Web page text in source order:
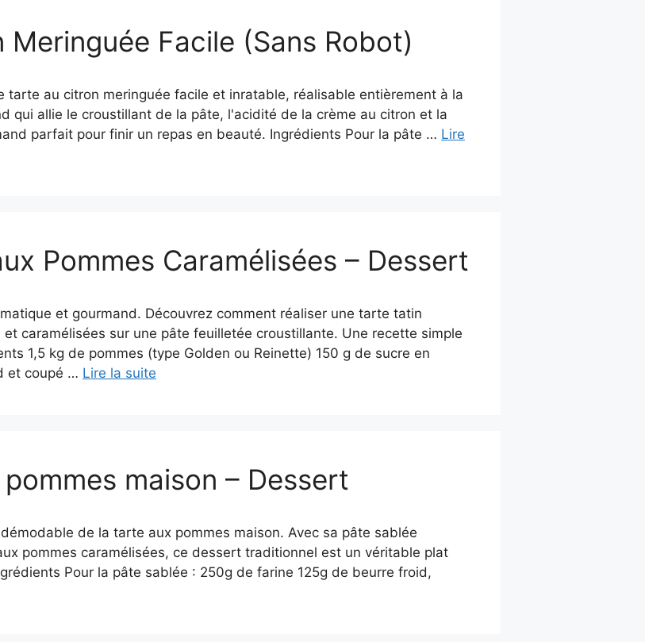
Meringuée Facile (Sans Robot)
tarte au citron meringuée facile et inratable, réalisable entièrement à la
qui allie le croustillant de la pâte, l'acidité de la crème au citron et la
parfait pour finir un repas en beauté. Ingrédients Pour la pâte … Lire
Pommes Caramélisées – Dessert
et gourmand. Découvrez comment réaliser une tarte tatin
caramélisées sur une pâte feuilletée croustillante. Une recette simple
1,5 kg de pommes (type Golden ou Reinette) 150 g de sucre en
et coupé … Lire la suite
maison – Dessert
de la tarte aux pommes maison. Avec sa pâte sablée
pommes caramélisées, ce dessert traditionnel est un véritable plat
Pour la pâte sablée : 250g de farine 125g de beurre froid,